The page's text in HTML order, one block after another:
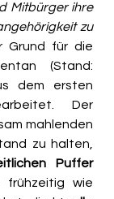
Mitbürger ihre
zu
Grund für die
(Stand:
dem ersten
Der
mahlenden
zu halten,
Puffer
frühzeitig wie